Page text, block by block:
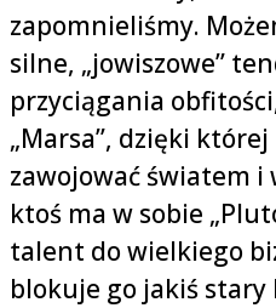
zapomnieliśmy.
silne, „jowiszowe”
przyciągania
„Marsa”, dzięki
zawojować światem i
ktoś ma w sobie
talent do wielkiego
blokuje go jakiś stary